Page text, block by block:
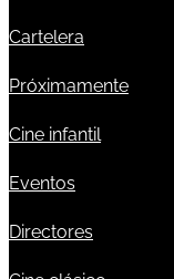
Cartelera
Próximamente
Cine infantil
Eventos
Directores